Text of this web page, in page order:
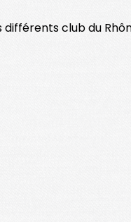
différents club du